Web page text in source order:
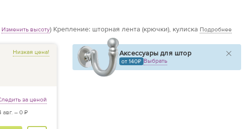
Изменить высоту) Крепление: шторная лента (крючки), кулиска Подробнее
Низкая цена!
за ценой
авг. – 0 ₽
Аксессуары для штор
от 140 Выбрать